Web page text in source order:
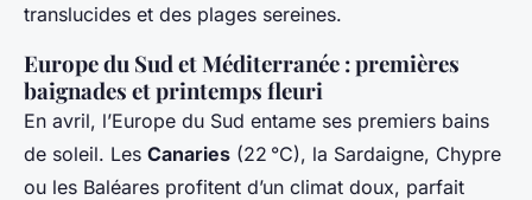
translucides et des plages sereines.
Europe du Sud et Méditerranée : premières
baignades et printemps fleuri
En avril, l’Europe du Sud entame ses premiers bains
de soleil. Les Canaries (22 °C), la Sardaigne, Chypre
ou les Baléares profitent d’un climat doux, parfait